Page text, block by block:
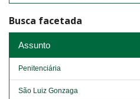
Busca facetada
Assunto
Penitenciária
São Luiz Gonzaga